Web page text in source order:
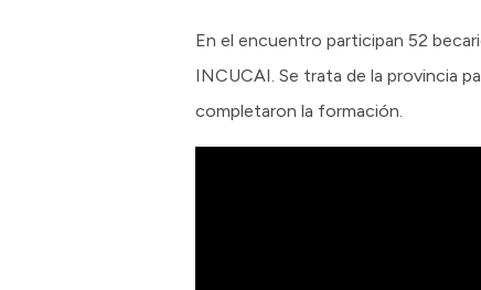
En el encuentro participan 52
INCUCAI. Se trata de la provincia
completaron la formación.